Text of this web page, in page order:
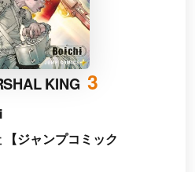
KING 3
【ジャンプコミック